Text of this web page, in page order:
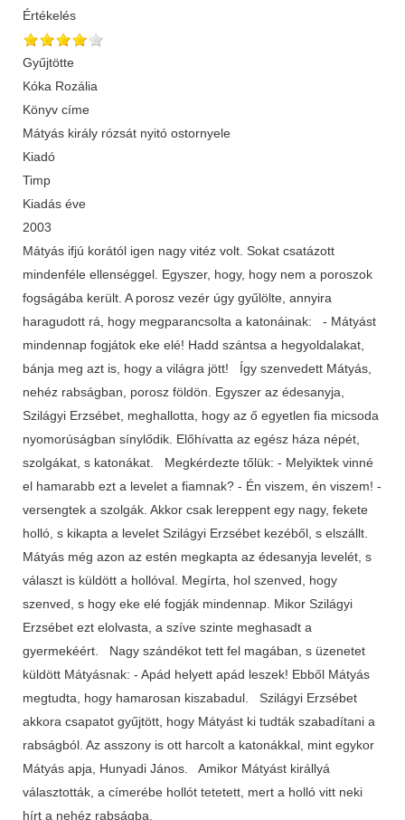
Értékelés
Gyűjtötte
Kóka Rozália
Könyv címe
Mátyás király rózsát nyitó ostornyele
Kiadó
Timp
Kiadás éve
2003
Mátyás ifjú korától igen nagy vitéz volt. Sokat csatázott
mindenféle ellenséggel. Egyszer, hogy, hogy nem a poroszok
fogságába került. A porosz vezér úgy gyűlölte, annyira
haragudott rá, hogy megparancsolta a katonáinak: - Mátyást
mindennap fogjátok eke elé! Hadd szántsa a hegyoldalakat,
bánja meg azt is, hogy a világra jött! Így szenvedett Mátyás,
nehéz rabságban, porosz földön. Egyszer az édesanyja,
Szilágyi Erzsébet, meghallotta, hogy az ő egyetlen fia micsoda
nyomorúságban sínylődik. Előhívatta az egész háza népét,
szolgákat, s katonákat. Megkérdezte tőlük: - Melyiktek vinné
el hamarabb ezt a levelet a fiamnak? - Én viszem, én viszem! -
versengtek a szolgák. Akkor csak lereppent egy nagy, fekete
holló, s kikapta a levelet Szilágyi Erzsébet kezéből, s elszállt.
Mátyás még azon az estén megkapta az édesanyja levelét, s
választ is küldött a hollóval. Megírta, hol szenved, hogy
szenved, s hogy eke elé fogják mindennap. Mikor Szilágyi
Erzsébet ezt elolvasta, a szíve szinte meghasadt a
gyermekéért. Nagy szándékot tett fel magában, s üzenetet
küldött Mátyásnak: - Apád helyett apád leszek! Ebből Mátyás
megtudta, hogy hamarosan kiszabadul. Szilágyi Erzsébet
akkora csapatot gyűjtött, hogy Mátyást ki tudták szabadítani a
rabságból. Az asszony is ott harcolt a katonákkal, mint egykor
Mátyás apja, Hunyadi János. Amikor Mátyást királlyá
választották, a címerébe hollót tetetett, mert a holló vitt neki
hírt a nehéz rabságba.